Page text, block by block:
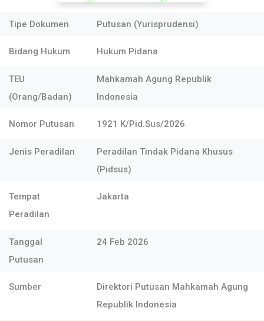
Tipe Dokumen Putusan (Yurisprudensi)
Bidang Hukum Hukum Pidana
TEU
(Orang/Badan)
Mahkamah Agung Republik
Indonesia
Nomor Putusan 1921 K/Pid.Sus/2026
Jenis Peradilan
Peradilan Tindak Pidana Khusus
(Pidsus)
Tempat
Peradilan
Jakarta
Tanggal
Putusan
24 Feb 2026
Sumber
Direktori Putusan Mahkamah Agung
Republik Indonesia